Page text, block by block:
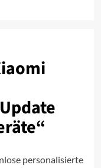
“
personalisierte